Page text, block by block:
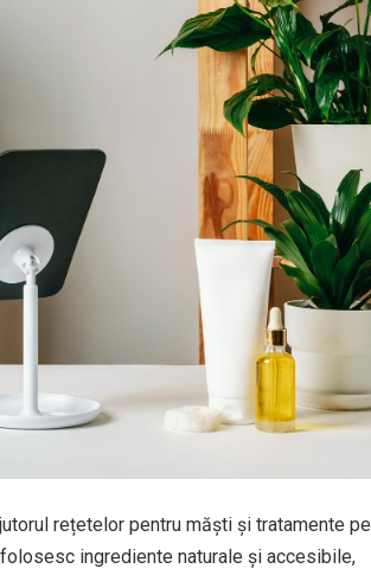
rețetelor pentru măști și tratamente pe
ingrediente naturale și accesibile,